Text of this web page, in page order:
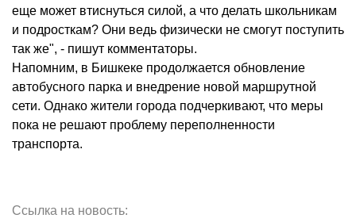
еще может втиснуться силой, а что делать школьникам
и подросткам? Они ведь физически не смогут поступить
так же", - пишут комментаторы.
Напомним, в Бишкеке продолжается обновление
автобусного парка и внедрение новой маршрутной
сети. Однако жители города подчеркивают, что меры
пока не решают проблему переполненности
транспорта.
Ссылка на новость: